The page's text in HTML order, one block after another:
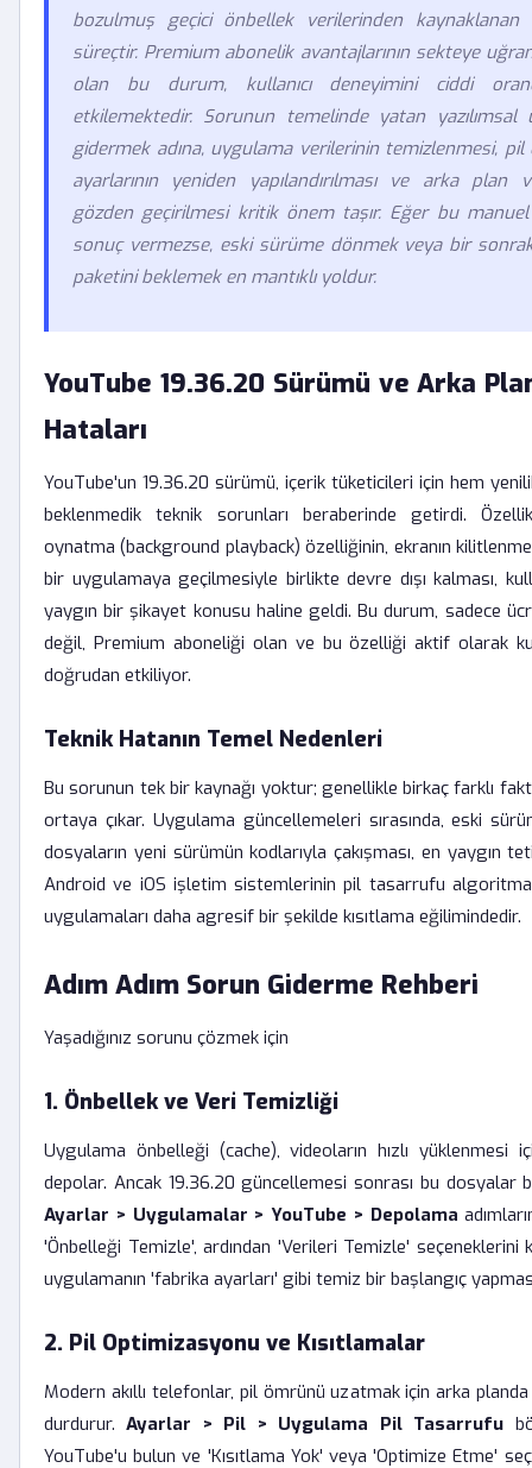
bozulmuş geçici önbellek verilerinden kaynaklanan
süreçtir. Premium abonelik avantajlarının sekteye
olan bu durum, kullanıcı deneyimini ciddi
etkilemektedir. Sorunun temelinde yatan yazılımsal
gidermek adına, uygulama verilerinin temizlenmesi,
ayarlarının yeniden yapılandırılması ve arka plan
gözden geçirilmesi kritik önem taşır. Eğer bu
sonuç vermezse, eski sürüme dönmek veya bir
paketini beklemek en mantıklı yoldur.
YouTube 19.36.20 Sürümü ve Arka
Hataları
YouTube'un 19.36.20 sürümü, içerik tüketicileri için hem
beklenmedik teknik sorunları beraberinde getirdi.
oynatma (background playback) özelliğinin, ekranın
bir uygulamaya geçilmesiyle birlikte devre dışı kalması,
yaygın bir şikayet konusu haline geldi. Bu durum, sadece
değil, Premium aboneliği olan ve bu özelliği aktif olarak
doğrudan etkiliyor.
Teknik Hatanın Temel Nedenleri
Bu sorunun tek bir kaynağı yoktur; genellikle birkaç farklı
ortaya çıkar. Uygulama güncellemeleri sırasında, eski
dosyaların yeni sürümün kodlarıyla çakışması, en yaygın
Android ve iOS işletim sistemlerinin pil tasarrufu
uygulamaları daha agresif bir şekilde kısıtlama eğilimindedir.
Adım Adım Sorun Giderme Rehberi
Yaşadığınız sorunu çözmek için
1. Önbellek ve Veri Temizliği
Uygulama önbelleği (cache), videoların hızlı yüklenmesi
depolar. Ancak 19.36.20 güncellemesi sonrası bu dosyalar
Ayarlar > Uygulamalar > YouTube > Depolama
'Önbelleği Temizle', ardından 'Verileri Temizle' seçeneklerini
uygulamanın 'fabrika ayarları' gibi temiz bir başlangıç
2. Pil Optimizasyonu ve Kısıtlamalar
Modern akıllı telefonlar, pil ömrünü uzatmak için arka
durdurur.Ayarlar > Pil > Uygulama Pil Tasarrufu
YouTube'u bulun ve 'Kısıtlama Yok' veya 'Optimize Etme'